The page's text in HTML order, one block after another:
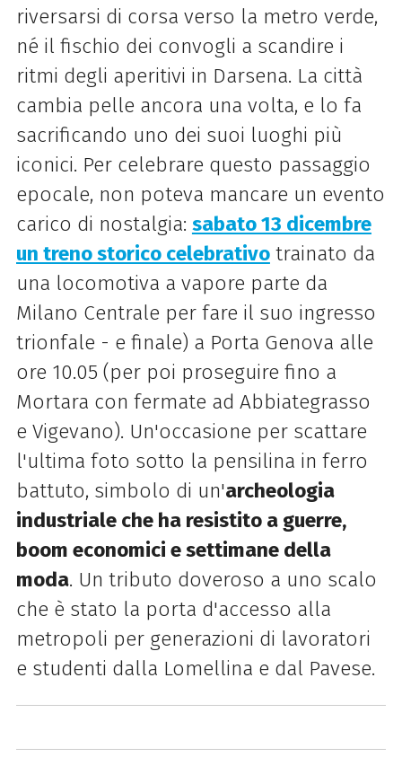
riversarsi di corsa verso la metro verde,
né il fischio dei convogli a scandire i
ritmi degli aperitivi in Darsena. La città
cambia pelle ancora una volta, e lo fa
sacrificando uno dei suoi luoghi più
iconici. Per celebrare questo passaggio
epocale, non poteva mancare un evento
carico di nostalgia: sabato 13 dicembre
un treno storico celebrativotrainato da
una locomotiva a vapore parte da
Milano Centrale per fare il suo ingresso
trionfale - e finale) a Porta Genova alle
ore 10.05 (per poi proseguire fino a
Mortara con fermate ad Abbiategrasso
e Vigevano). Un'occasione per scattare
l'ultima foto sotto la pensilina in ferro
battuto, simbolo di un'archeologia
industriale che ha resistito a guerre,
boom economici e settimane della
moda. Un tributo doveroso a uno scalo
che è stato la porta d'accesso alla
metropoli per generazioni di lavoratori
e studenti dalla Lomellina e dal Pavese.